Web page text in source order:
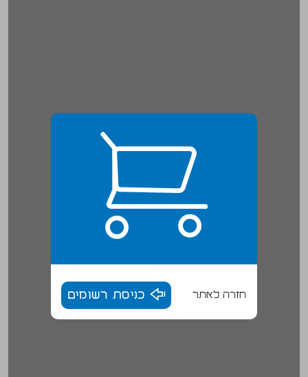
חזרה לאתר כניסת רשומים